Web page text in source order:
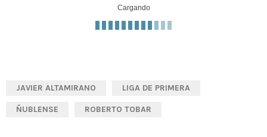
Cargando
JAVIER ALTAMIRANO LIGA DE PRIMERA
ÑUBLENSE ROBERTO TOBAR